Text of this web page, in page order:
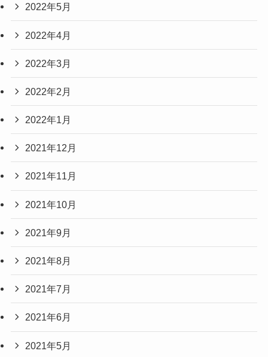
2022年5月
2022年4月
2022年3月
2022年2月
2022年1月
2021年12月
2021年11月
2021年10月
2021年9月
2021年8月
2021年7月
2021年6月
2021年5月